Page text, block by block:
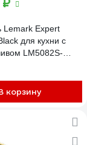
Lemark Expert
для кухни с
LM5082S-
корзину